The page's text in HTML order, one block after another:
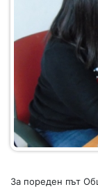
За пореден път